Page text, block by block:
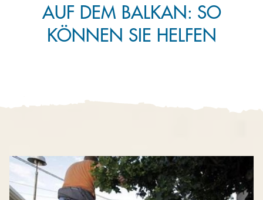
Paten und Projekte
Organisationen
Unternehmen
AUF DEM BALKAN: SO
KÖNNEN SIE HELFEN